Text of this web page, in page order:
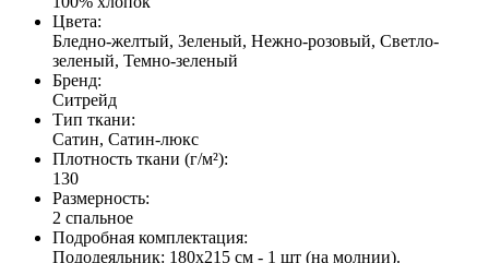
Цвета:
Бледно-желтый, Зеленый, Нежно-розовый, Светло-
зеленый, Темно-зеленый
Бренд:
Ситрейд
Тип ткани:
Сатин, Сатин-люкс
Плотность ткани (г/м²):
130
Размерность:
2 спальное
Подробная комплектация:
Пододеяльник: 180х215 см - 1 шт (на молнии).